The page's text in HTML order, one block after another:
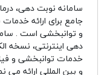
سامانه نوبت دهی،
جامع برای ارائه
و توانبخشی است .
دهی اینترنتی، نسخه
خدمات توانبخشی و
و بین المللی ارائه می